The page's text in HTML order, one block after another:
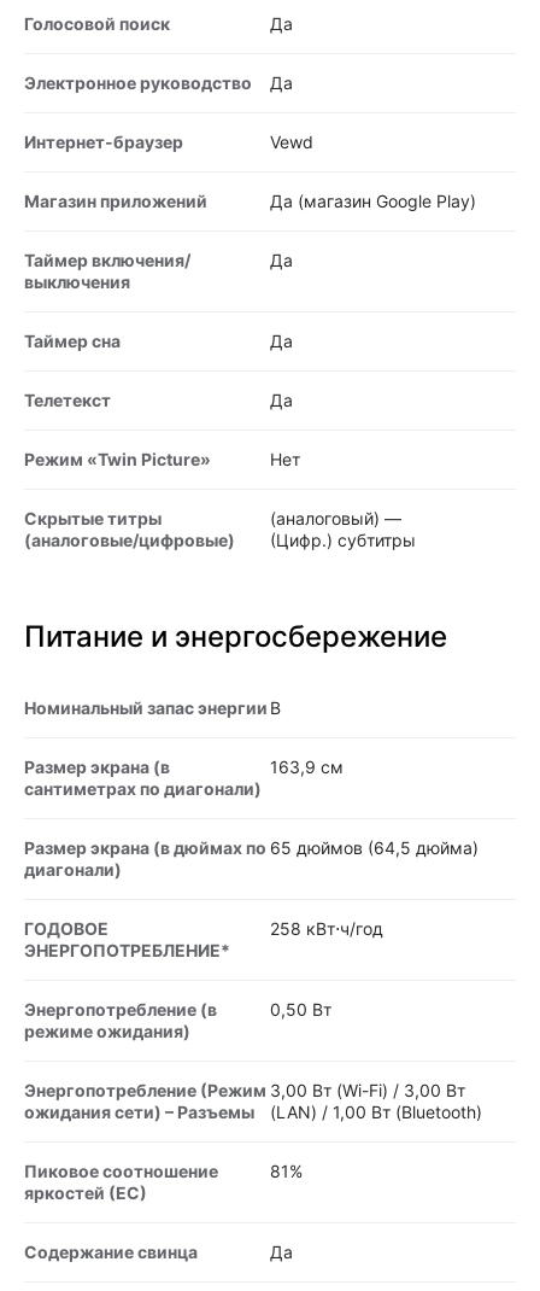
Голосовой поиск Да
Электронное руководство Да
Интернет-браузер Vewd
Магазин приложений Да (магазин Google Play)
Таймер включения/
выключения
Да
Таймер сна Да
Телетекст Да
Режим «Twin Picture» Нет
Скрытые титры
(аналоговые/цифровые)
(аналоговый) —
(Цифр.) субтитры
Питание и энергосбережение
Номинальный запас энергии B
Размер экрана (в
сантиметрах по диагонали)
163,9 см
Размер экрана (в дюймах по
диагонали)
65 дюймов (64,5 дюйма)
ГОДОВОЕ
ЭНЕРГОПОТРЕБЛЕНИЕ*
258 кВт⋅ч/год
Энергопотребление (в
режиме ожидания)
0,50 Вт
Энергопотребление (Режим
ожидания сети) – Разъемы
3,00 Вт (Wi-Fi) / 3,00 Вт
(LAN) / 1,00 Вт (Bluetooth)
Пиковое соотношение
яркостей (ЕС)
81%
Содержание свинца Да